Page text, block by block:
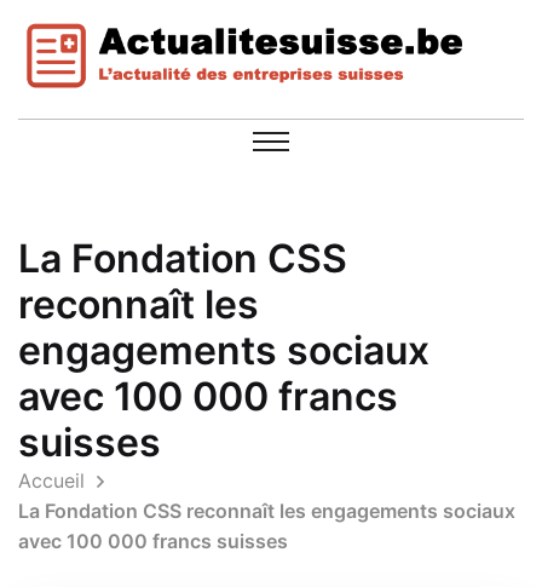
La Fondation CSS
reconnaît les
engagements sociaux
avec 100 000 francs
suisses
Accueil
La Fondation CSS reconnaît les engagements sociaux
avec 100 000 francs suisses